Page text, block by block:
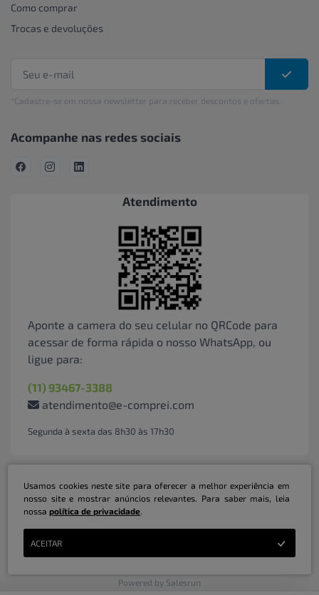
Como comprar
Trocas e devoluções
*Cadastre-se em nossa newsletter para receber descontos e ofertas.
Acompanhe nas redes sociais
Atendimento
Aponte a camera do seu celular no QRCode para
acessar de forma rápida o nosso WhatsApp, ou
ligue para:
(11) 93467-3388
atendimento@e-comprei.com
Segunda à sexta das 8h30 às 17h30
Marketplace B2B Serviços Inteligentes Ltda | CNPJ: 31.415.786/0001-31 | ©
Powered by Salesrun
Usamos cookies neste site para oferecer a melhor experiência em
nosso site e mostrar anúncios relevantes. Para saber mais, leia
nossapolítica de privacidade.
ACEITAR